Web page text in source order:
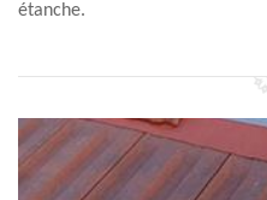
étanche.